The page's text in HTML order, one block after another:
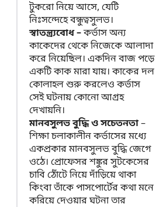
টুকরো নিয়ে আসে, যেটি
নিঃসন্দেহে বন্ধুত্বসুলভ।
স্বাতন্ত্র্যবোধ –কর্ভাস অন্য
কাকেদের থেকে নিজেকে আলাদা
করে নিয়েছিল। একদিন বাজ পড়ে
একটি কাক মারা যায়। কাকের দল
কোলাহল শুরু করলেও কর্ভাস
সেই ঘটনায় কোনো আগ্রহ
দেখায়নি।
মানবসুলভ বুদ্ধি ও সচেতনতা–
শিক্ষা চলাকালীন কর্ভাসের মধ্যে
একপ্রকার মানবসুলভ বুদ্ধি জেগে
ওঠে। প্রোফেসর শঙ্কুর সুটকেসের
চাবি ঠোঁটে নিয়ে দাঁড়িয়ে থাকা
কিংবা তাঁকে পাসপোর্টের কথা মনে
করিয়ে দেওয়ার ঘটনা তার